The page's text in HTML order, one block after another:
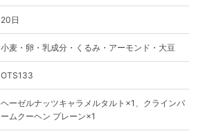
20日
小麦・卵・乳成分・くるみ・アーモンド・大豆
OTS133
ヘーゼルナッツキャラメルタルト×1、クラインバ
ームクーヘン プレーン×1